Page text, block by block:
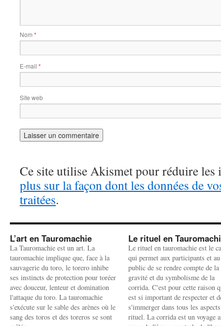
Nom *
E-mail *
Site web
Ce site utilise Akismet pour réduire les
plus sur la façon dont les données de
traitées.
L’art en Tauromachie
La Tauromachie est un art. La
tauromachie implique que, face à la
sauvagerie du toro, le torero inhibe
ses instincts de protection pour toréer
avec douceur, lenteur et domination
l'attaque du toro. La tauromachie
s'exécute sur le sable des arènes où le
sang des toros et des toreros se sont
Le rituel en
Le rituel en tauromachie est le
qui permet aux participants et au
public de se rendre compte de la
gravité et du symbolisme de la
corrida. C'est pour cette raison
est si important de respecter et
s'immerger dans tous les
rituel. La corrida est un voyage